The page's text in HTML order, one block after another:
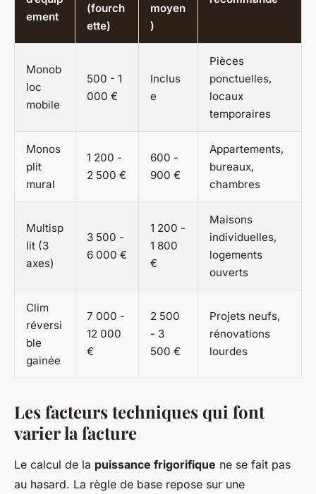
ement
(fourch
ette)
moyen
)
Monob
loc
mobile
500 - 1
000 €
Inclus
e
Pièces
ponctuelles,
locaux
temporaires
Monos
plit
mural
1 200 -
2 500 €
600 -
900 €
Appartements,
bureaux,
chambres
Multisp
lit (3
axes)
3 500 -
6 000 €
1 200 -
1 800
€
Maisons
individuelles,
logements
ouverts
Clim
réversi
ble
gainée
7 000 -
12 000
€
2 500
- 3
500 €
Projets neufs,
rénovations
lourdes
Les facteurs techniques qui font
varier la facture
Le calcul de la puissance frigorifique ne se fait pas
au hasard. La règle de base repose sur une